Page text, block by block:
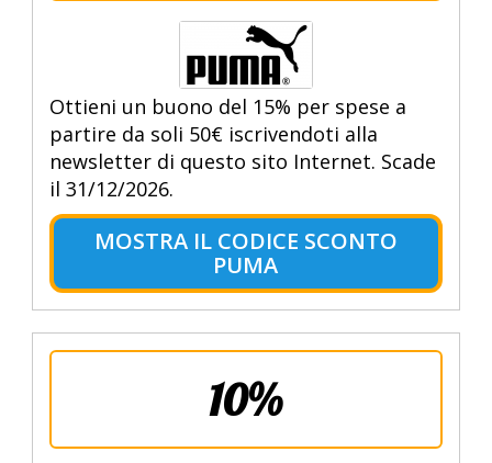
Ottieni un buono del 15% per spese a
partire da soli 50€ iscrivendoti alla
newsletter di questo sito Internet. Scade
il 31/12/2026.
MOSTRA IL CODICE SCONTO
PUMA
10%